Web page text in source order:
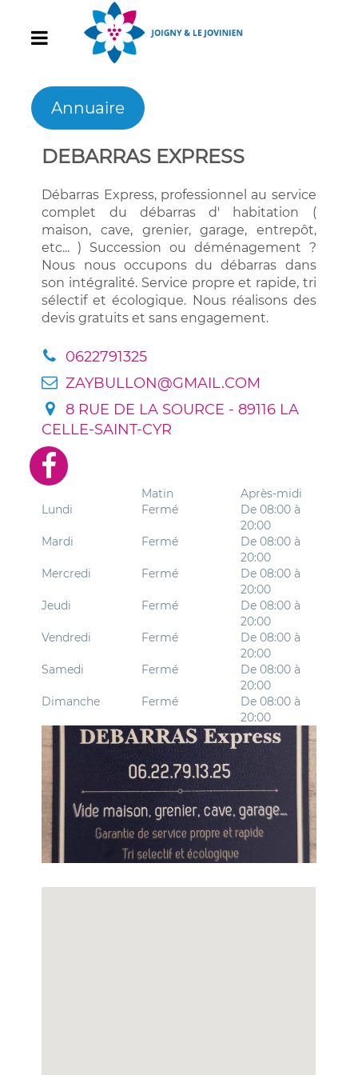
Annuaire
DEBARRAS EXPRESS
Débarras Express, professionnel au service
complet du débarras d' habitation (
maison, cave, grenier, garage, entrepôt,
etc... ) Succession ou déménagement ?
Nous nous occupons du débarras dans
son intégralité. Service propre et rapide, tri
sélectif et écologique. Nous réalisons des
devis gratuits et sans engagement.
0622791325
ZAYBULLON@GMAIL.COM
8 RUE DE LA SOURCE - 89116 LA
CELLE-SAINT-CYR
Matin
Après-midi
Lundi
Fermé
De 08:00 à
20:00
Mardi
Fermé
De 08:00 à
20:00
Mercredi
Fermé
De 08:00 à
20:00
Jeudi
Fermé
De 08:00 à
20:00
Vendredi
Fermé
De 08:00 à
20:00
Samedi
Fermé
De 08:00 à
20:00
Dimanche
Fermé
De 08:00 à
20:00